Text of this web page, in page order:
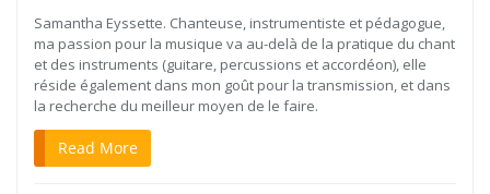
Samantha Eyssette. Chanteuse, instrumentiste et pédagogue,
ma passion pour la musique va au-delà de la pratique du chant
et des instruments (guitare, percussions et accordéon), elle
réside également dans mon goût pour la transmission, et dans
la recherche du meilleur moyen de le faire.
Read More